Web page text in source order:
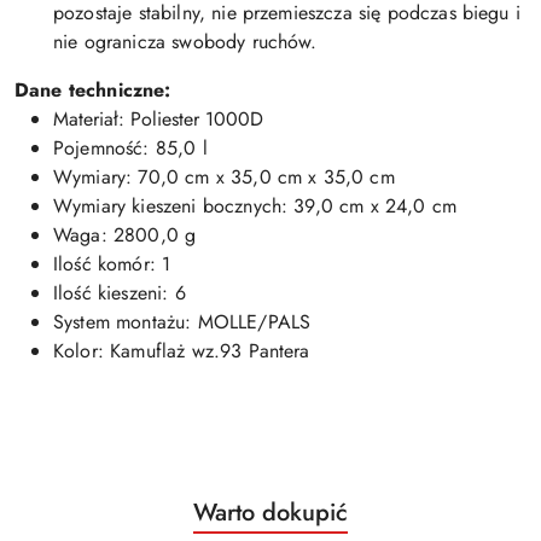
pozostaje stabilny, nie przemieszcza się podczas biegu i
nie ogranicza swobody ruchów.
Dane techniczne:
Materiał: Poliester 1000D
Pojemność: 85,0 l
Wymiary: 70,0 cm x 35,0 cm x 35,0 cm
Wymiary kieszeni bocznych: 39,0 cm x 24,0 cm
Waga: 2800,0 g
Ilość komór: 1
Ilość kieszeni: 6
System montażu: MOLLE/PALS
Kolor: Kamuflaż wz.93 Pantera
Pomiń karuzelę produktów
Produkty
Warto dokupić